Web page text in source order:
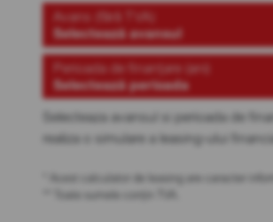
Avans (fără TVA)
Selectează avansul
Perioada de finanțare (ani)
Selectează perioada
Selecteaza avansul si perioada de
realiza o simulare a leasing-ului
* Acest calculator de leasing are caracter
** Toate sumele conțin TVA.